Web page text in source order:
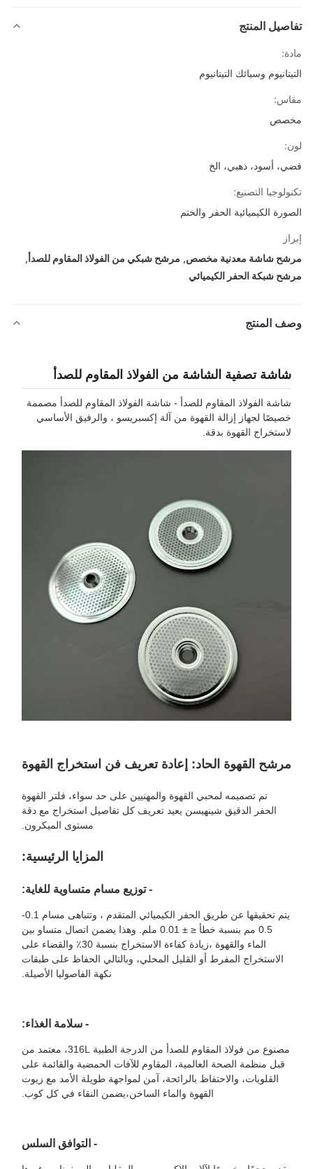
المنتج
وسبائك التيتانيوم
أسود، ذهبي، الخ
التصنيع:
الكيميائية الحفر والختم
شاشة معدنية مخصص,مرشح شبكي من الفولاذ المقاوم للصدأ ,
شبكة الحفر الكيميائي
المنتج
شاشة تصفية الشاشة من الفولاذ المقاوم للصدأ
شاشة الفولاذ المقاوم للصدأ - شاشة الفولاذ المقاوم للصدأ مصممة
خصيصًا لجهاز إزالة القهوة من آلة إكسبريسو ، والرفيق الأساسي
لاستخراج القهوة بدقة.
مرشح القهوة الحاد: إعادة تعريف فن استخراج القهوة
تم تصميمه لمحبي القهوة والمهنيين على حد سواء، فلتر القهوة
الحفر الدقيق شينهيسن يعيد تعريف كل تفاصيل استخراج مع دقة
مستوى الميكرون.
المزايا الرئيسية:
- توزيع مسام متساوية للغاية:
يتم تحقيقها عن طريق الحفر الكيميائي المتقدم ، وتتباهى مسام 0.1-
0.5 مم بنسبة خطأ ≤ ± 0.01 ملم. وهذا يضمن اتصال متساو بين
الماء والقهوة ،زيادة كفاءة الاستخراج بنسبة 30٪ والقضاء على
الاستخراج المفرط أو القليل المحلي، وبالتالي الحفاظ على طبقات
نكهة الفاصوليا الأصيلة.
- سلامة الغذاء:
مصنوع من فولاذ المقاوم للصدأ من الدرجة الطبية 316L، معتمد من
قبل منظمة الصحة العالمية، المقاوم للآفات الحمضية والقائمة على
القلويات، والاحتفاظ بالرائحة، آمن لمواجهة طويلة الأمد مع زيوت
القهوة والماء الساخن،يضمن النقاء في كل كوب.
- التوافق السلس